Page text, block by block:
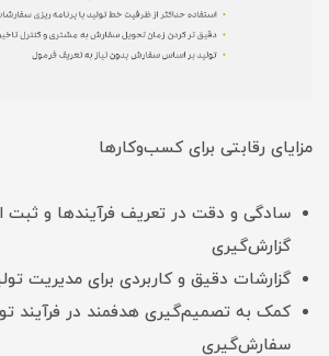
مزایای رقابتی برای کسب‌وکارها
سادگی و دقت در تعریف فرآیندها و ثبت
گزارش‌گیری
گزارشات دقیق و کاربردی برای مدیریت
کمک به تصمیم‌گیری هدفمند در فرآیند
سفارش‌گیری